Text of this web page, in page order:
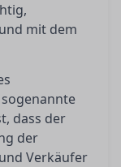
mit dem
dass der
der
Verkäufer